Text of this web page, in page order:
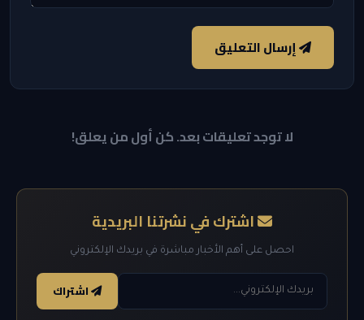
إرسال التعليق
لا توجد تعليقات بعد. كن أول من يعلق!
اشترك في نشرتنا البريدية
احصل على أهم الأخبار مباشرة في بريدك الإلكتروني
اشتراك